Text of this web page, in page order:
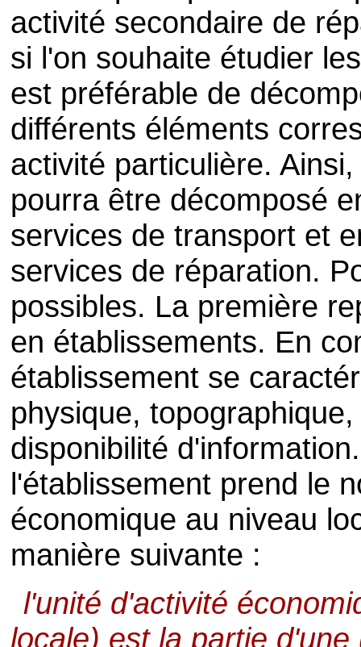
activité secondaire de
si l'on souhaite étudier
est préférable de
différents éléments
activité particulière.
pourra être décomposé
services de transport et
services de réparation.
possibles. La première
en établissements. En
établissement se
physique,
disponibilité
l'établissement prend le
économique au niveau
manière suivante :
l'unité d'activité
locale) est la partie